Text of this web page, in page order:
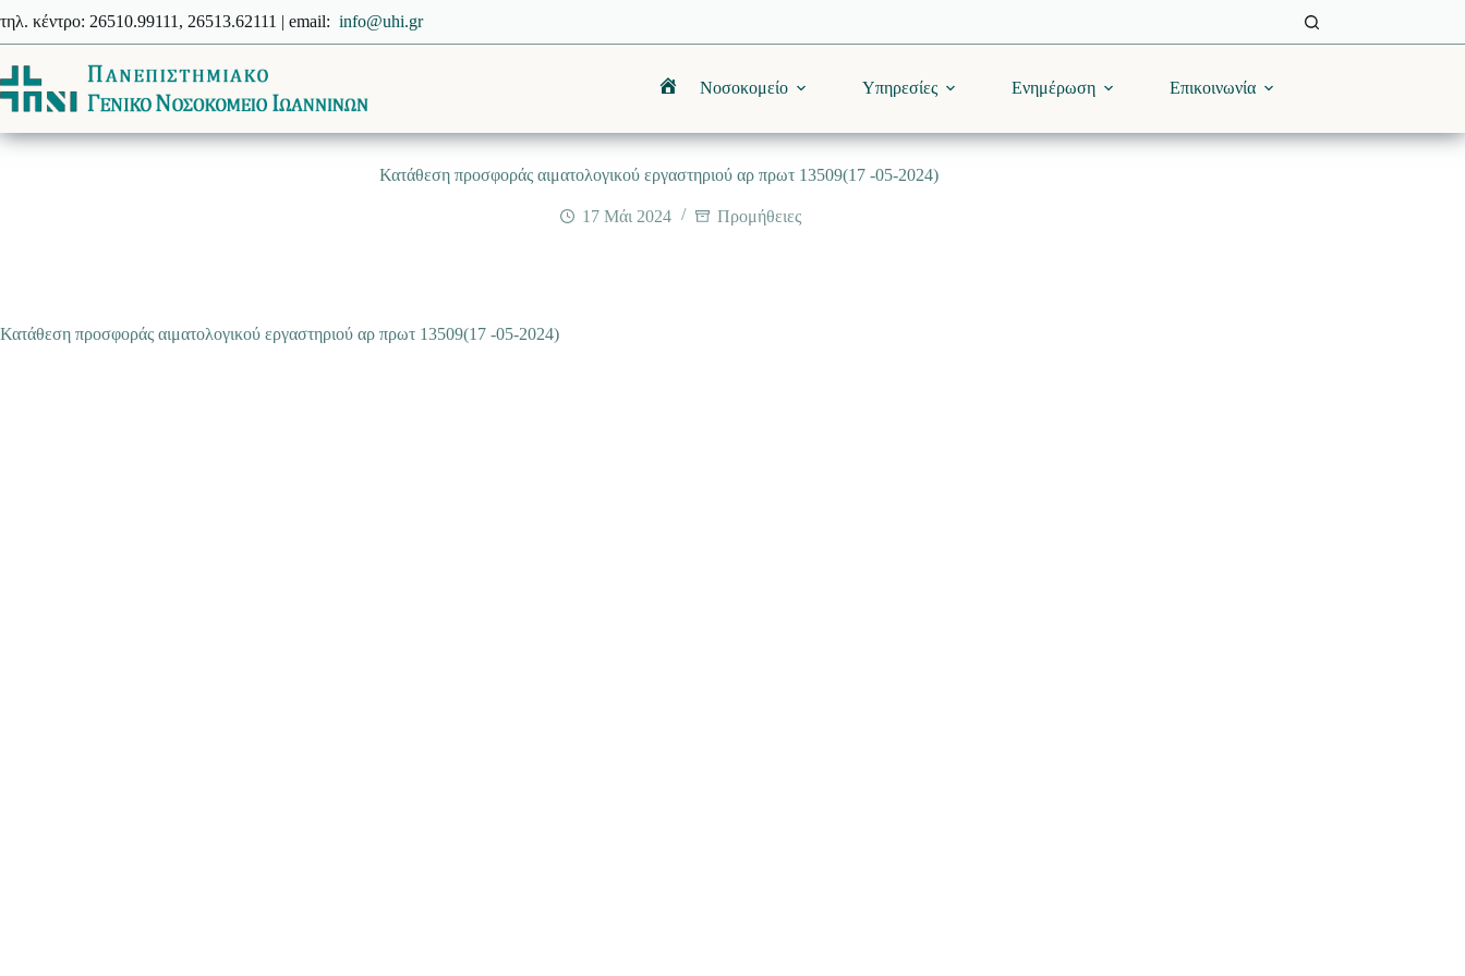
στο
περιεχόμενο
τηλ. κέντρο: 26510.99111, 26513.62111 | email: info@uhi.gr
ΑρχικήΝοσοκομείο Υπηρεσίες Ενημέρωση Επικοινωνία
Κατάθεση προσφοράς αιματολογικού εργαστηριού αρ πρωτ 13509(17 -05-2024)
17 Μάι 2024 Προμήθειες
Κατάθεση προσφοράς αιματολογικού εργαστηριού αρ πρωτ 13509(17 -05-2024)